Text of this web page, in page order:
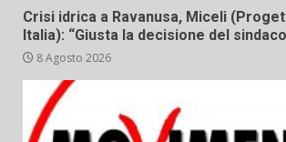
Crisi idrica a Ravanusa, Miceli
Italia): “Giusta la decisione del
8 Agosto 2026